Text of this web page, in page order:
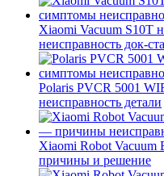
Xiaomi Vacuum S10T
неисправность док-
Polaris PVCR 5001
неисправность детали
Xiaomi Robot Vacuum
причины и решение